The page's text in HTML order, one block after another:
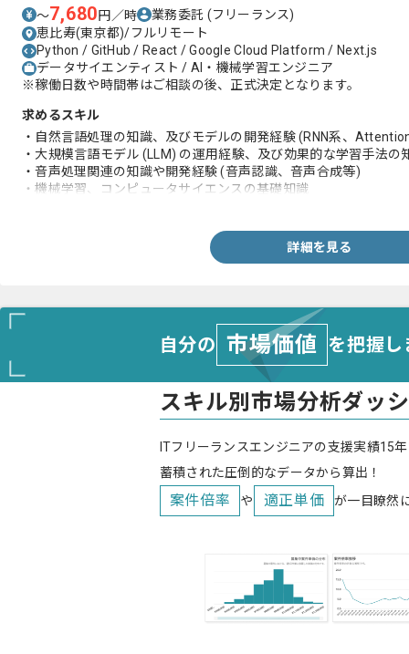
〜7,680円／時 業務委託 (フリーランス)
恵比寿(東京都)/フルリモート
Python / GitHub / React / Google Cloud Platform / Next.js
データサイエンティスト / AI・機械学習エンジニア
※稼働日数や時間帯はご相談の後、正式決定となります。
求めるスキル
・自然言語処理の知識、及びモデルの開発経験 (RNN系、
・大規模言語モデル (LLM) の運用経験、及び効果的な学習手法の
・音声処理関連の知識や開発経験 (音声認識、音声合成等)
・機械学習、コンピュータサイエンスの基礎知識
・テックリードやCTOなどの経験
詳細を見る
自分の 市場価値 を把握
スキル別市場分析ダッ
ITフリーランスエンジニアの支援実績15
蓄積された圧倒的なデータから算出！
案件倍率 や 適正単価 が一目瞭然